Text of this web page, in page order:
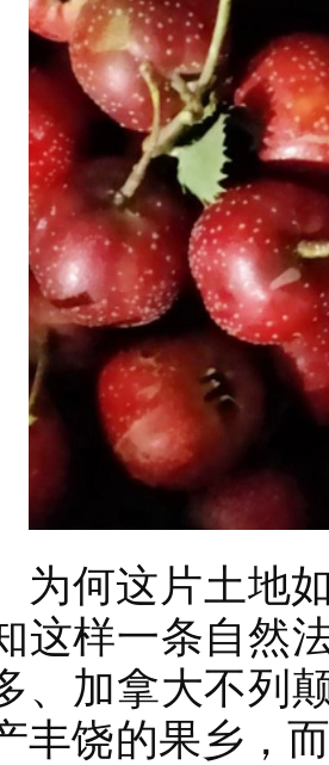
为何这片土地
这样一条自然
、加拿大不列
丰饶的果乡，